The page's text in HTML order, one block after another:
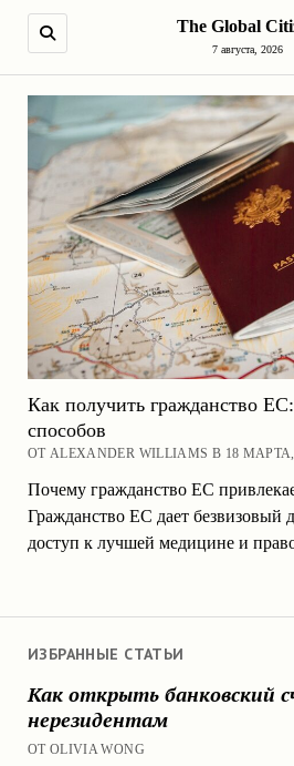
The Global
7 августа, 2026
ИЗБРАННЫЕ СТАТЬИ
Как открыть банковский
нерезидентам
ОТ OLIVIA WONG
Как получить гражданство
способов
ОТ ALEXANDER WILLIAMS В 18 МАРТА,
Почему гражданство ЕС
Гражданство ЕС дает безвизовый
доступ к лучшей медицине и